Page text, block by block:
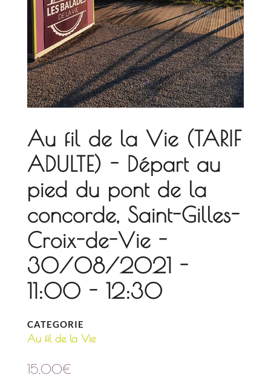
Au fil de la Vie (TARIF
ADULTE) - Départ au
pied du pont de la
concorde, Saint-Gilles-
Croix-de-Vie -
30/08/2021 -
11:00 - 12:30
CATEGORIE
Au fil de la Vie
15,00€